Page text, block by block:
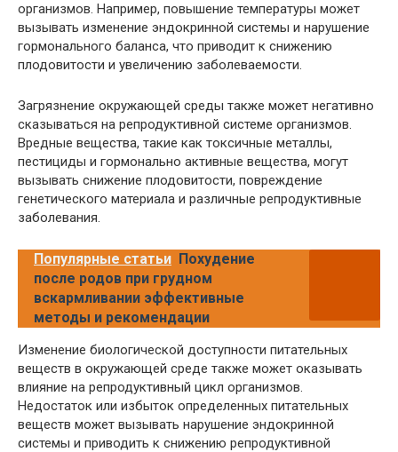
организмов. Например, повышение температуры может
вызывать изменение эндокринной системы и нарушение
гормонального баланса, что приводит к снижению
плодовитости и увеличению заболеваемости.
Загрязнение окружающей среды также может негативно
сказываться на репродуктивной системе организмов.
Вредные вещества, такие как токсичные металлы,
пестициды и гормонально активные вещества, могут
вызывать снижение плодовитости, повреждение
генетического материала и различные репродуктивные
заболевания.
Популярные статьи Похудение
после родов при грудном
вскармливании эффективные
методы и рекомендации
Изменение биологической доступности питательных
веществ в окружающей среде также может оказывать
влияние на репродуктивный цикл организмов.
Недостаток или избыток определенных питательных
веществ может вызывать нарушение эндокринной
системы и приводить к снижению репродуктивной